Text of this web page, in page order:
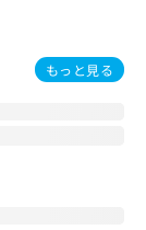
もっと見る